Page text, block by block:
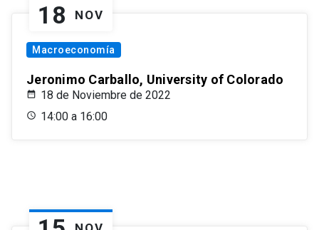
18 NOV
Macroeconomía
Jeronimo Carballo, University of Colorado
18 de Noviembre de 2022
14:00 a 16:00